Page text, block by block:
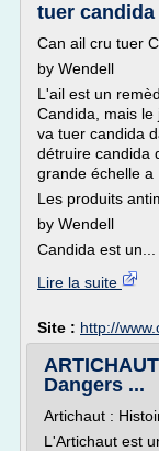
tuer
Can ail cru tuer
by Wendell
L'ail est un
Candida, mais
va tuer candida
détruire candida
grande échelle
Les produits
by Wendell
Candida est un...
Lire la suite
Site : http://
Dangers ...
Artichaut :
L'Artichaut est